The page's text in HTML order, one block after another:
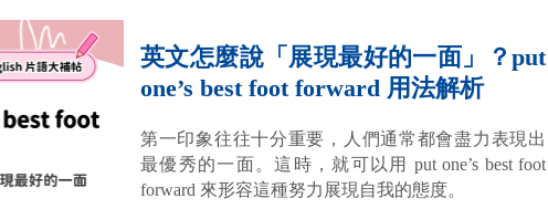
英文怎麼說「展現最好的一面」？put
one’s best foot forward 用法解析
第一印象往往十分重要，人們通常都會盡力表現出
最優秀的一面。這時，就可以用 put one’s best foot
forward 來形容這種努力展現自我的態度。